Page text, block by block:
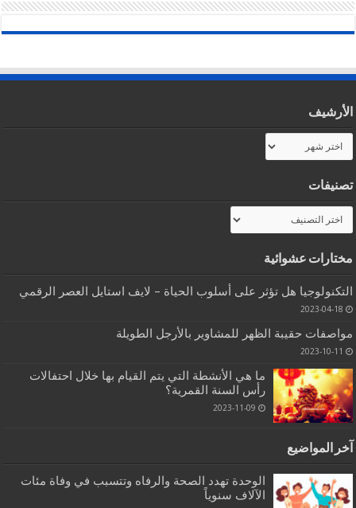
الأرشيف
الأرشيف
تصنيفات
تصنيفات
مختارات عشوائية
التكنولوجيا هل تؤثر على أسلوب الحياة – لايف استايل العصر الرقمي
2023-04-18
مواصفات حقيبة الظهر للمشاوير بالأرجل الطويلة
2023-10-11
ما هي الأنشطة التي يتم القيام بها خلال احتفالات
رأس السنة القمرية؟
2023-11-09
آخر المواضيع
الوحدة تهدد الصحة والرفاه وتتسبب في وفاة مئات
الآلاف سنوياً